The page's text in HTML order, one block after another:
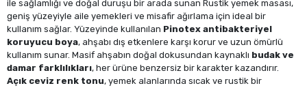
ile sağlamlığı ve doğal duruşu bir arada sunan Rustik yemek masası,
geniş yüzeyiyle aile yemekleri ve misafir ağırlama için ideal bir
kullanım sağlar. Yüzeyinde kullanılan Pinotex antibakteriyel
koruyucu boya, ahşabı dış etkenlere karşı korur ve uzun ömürlü
kullanım sunar. Masif ahşabın doğal dokusundan kaynaklı budak ve
damar farklılıkları, her ürüne benzersiz bir karakter kazandırır.
Açık ceviz renk tonu, yemek alanlarında sıcak ve rustik bir